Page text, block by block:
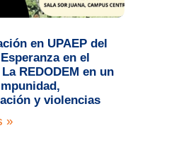
en UPAEP del
en el
REDODEM en un
y violencias
»